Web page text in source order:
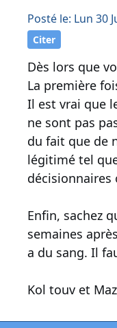
Posté le: Lun 30
Citer
Dès lors que
La première
Il est vrai que
ne sont pas
du fait que de
légitimé tel
Enfin, sachez
semaines
a du sang. Il
Kol touv et